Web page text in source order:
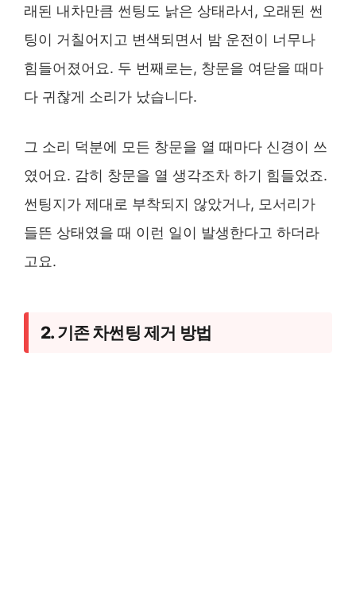
래된 내차만큼 썬팅도 낡은 상태라서, 오래된 썬
팅이 거칠어지고 변색되면서 밤 운전이 너무나
힘들어졌어요. 두 번째로는, 창문을 여닫을 때마
다 귀찮게 소리가 났습니다.
그 소리 덕분에 모든 창문을 열 때마다 신경이 쓰
였어요. 감히 창문을 열 생각조차 하기 힘들었죠.
썬팅지가 제대로 부착되지 않았거나, 모서리가
들뜬 상태였을 때 이런 일이 발생한다고 하더라
고요.
2. 기존 차썬팅 제거 방법